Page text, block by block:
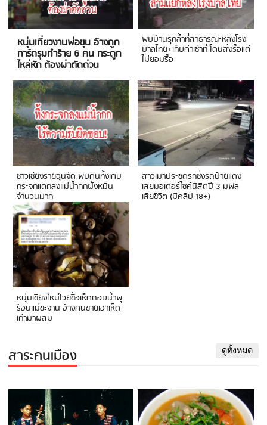
หนุ่มเที่ยวงานพ่อขุน อ้างถูก
การ์ดรุมทำร้าย 6 คน กระดูก
ไหล่หัก ต้องผ่าตัดด่วน
พบบ้านรุกล้ำที่สาธารณะหลังโรง
บาลไทย+เก็บค่าเช่าที่ โดนสั่งรื้อแต่
ไม่ยอมรื้อ
ชาวเชียงรายฉุนจัด พบคนทิ้งเศษ
กระจกแตกลงแม่น้ำกกฝั่งหมิ่น
จำนวนมาก
สาวเมาประชดรักซิ่งรถป้ายแดง
เสยมอเตอร์ไซค์นิสิตปี 3 มฟล
เสียชีวิต (มีคลิป 18+)
หนุ่มเชียงใหม่โวยซื้อเห็ดถอบน้ำพุ
ร้อนแม่ขะจาน อ้างคนขายเอาเห็ด
เก่ามาผสม
สาระคนเมือง ดูทั้งหมด